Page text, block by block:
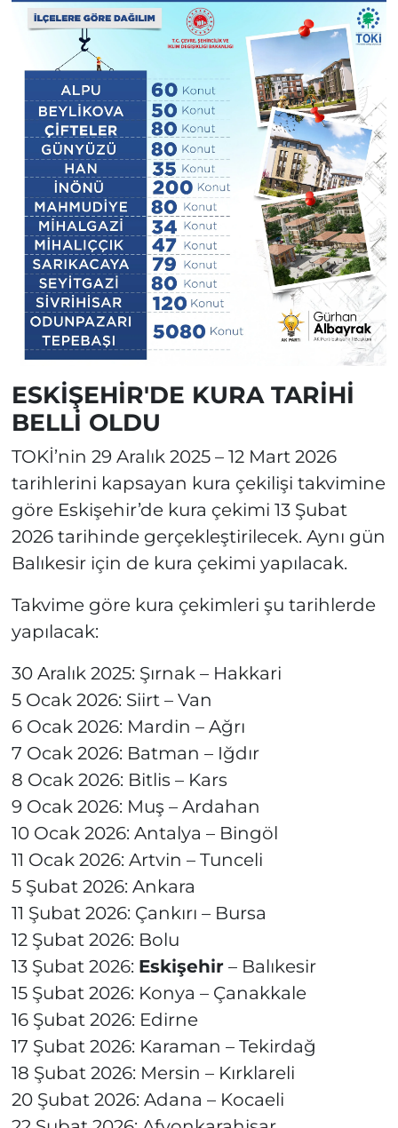
ESKİŞEHİR'DE KURA TARİHİ
BELLİ OLDU
TOKİ’nin 29 Aralık 2025 – 12 Mart 2026
tarihlerini kapsayan kura çekilişi takvimine
göre Eskişehir’de kura çekimi 13 Şubat
2026 tarihinde gerçekleştirilecek. Aynı gün
Balıkesir için de kura çekimi yapılacak.
Takvime göre kura çekimleri şu tarihlerde
yapılacak:
30 Aralık 2025: Şırnak – Hakkari
5 Ocak 2026: Siirt – Van
6 Ocak 2026: Mardin – Ağrı
7 Ocak 2026: Batman – Iğdır
8 Ocak 2026: Bitlis – Kars
9 Ocak 2026: Muş – Ardahan
10 Ocak 2026: Antalya – Bingöl
11 Ocak 2026: Artvin – Tunceli
5 Şubat 2026: Ankara
11 Şubat 2026: Çankırı – Bursa
12 Şubat 2026: Bolu
13 Şubat 2026: Eskişehir– Balıkesir
15 Şubat 2026: Konya – Çanakkale
16 Şubat 2026: Edirne
17 Şubat 2026: Karaman – Tekirdağ
18 Şubat 2026: Mersin – Kırklareli
20 Şubat 2026: Adana – Kocaeli